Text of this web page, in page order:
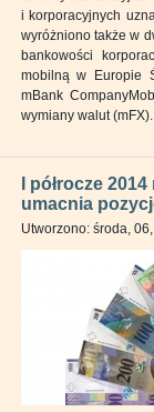
i korporacyjnych
wyróżniono także w
bankowości
mobilną w Europie
mBank
wymiany walut (mFX).
I półrocze
umacnia
Utworzono: środa,